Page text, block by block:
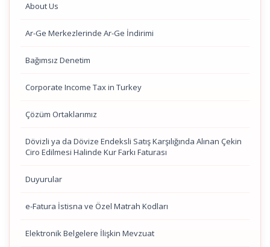
About Us
Ar-Ge Merkezlerinde Ar-Ge İndirimi
Bağımsız Denetim
Corporate Income Tax in Turkey
Çözüm Ortaklarımız
Dövizli ya da Dövize Endeksli Satış Karşılığında Alınan Çekin
Ciro Edilmesi Halinde Kur Farkı Faturası
Duyurular
e-Fatura İstisna ve Özel Matrah Kodları
Elektronik Belgelere İlişkin Mevzuat